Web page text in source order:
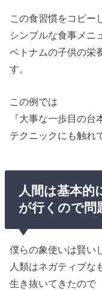
この食習慣をコピー
シンプルな食事メニ
ベトナムの子供の栄
す。
この例では
『大事な一歩目の
テクニックにも触れ
人間は基本的
が行くので問
僕らの象使いは賢い
人類はネガティブな
生き抜いてきたので